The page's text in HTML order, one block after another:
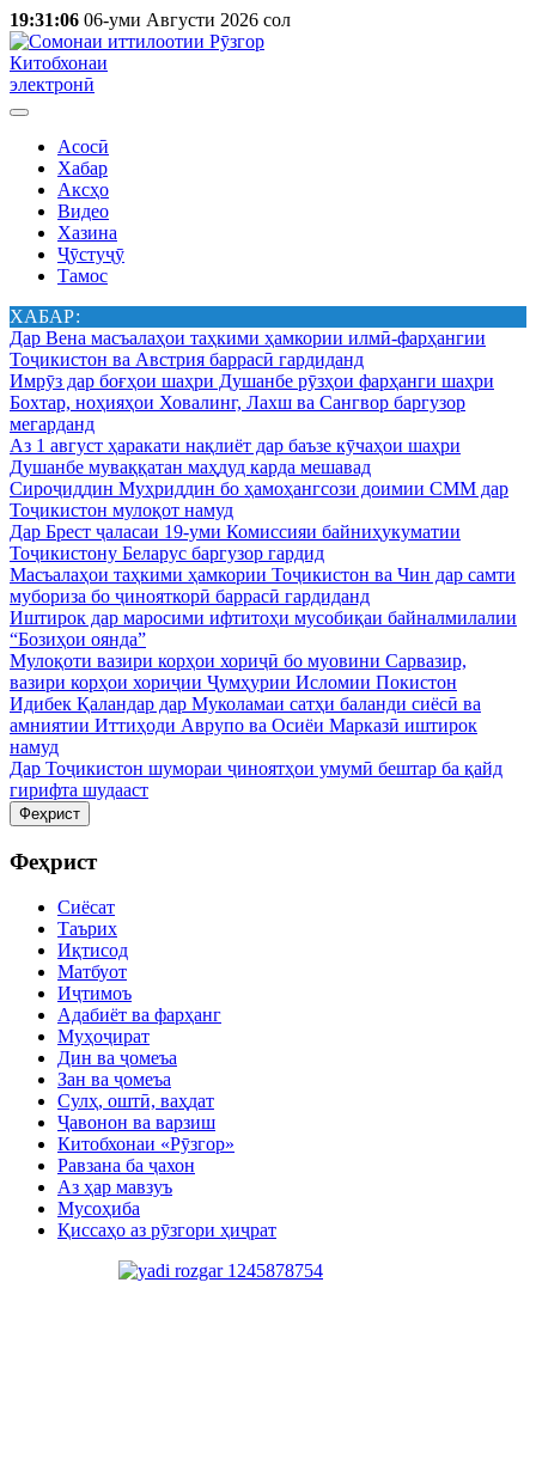
19:31:06 06-уми Августи 2026 сол
Китобхонаи
электронӣ
Асосӣ
Хабар
Аксҳо
Видео
Хазина
Ҷӯстуҷӯ
Тамос
ХАБАР:
Дар Вена масъалаҳои таҳкими ҳамкории илмӣ-фарҳангии
Тоҷикистон ва Австрия баррасӣ гардиданд
Имрӯз дар боғҳои шаҳри Душанбе рӯзҳои фарҳанги шаҳри
Бохтар, ноҳияҳои Ховалинг, Лахш ва Сангвор баргузор
мегарданд
Аз 1 август ҳаракати нақлиёт дар баъзе кӯчаҳои шаҳри
Душанбе муваққатан маҳдуд карда мешавад
Сироҷиддин Муҳриддин бо ҳамоҳангсози доимии СММ дар
Тоҷикистон мулоқот намуд
Дар Брест ҷаласаи 19-уми Комиссияи байниҳукуматии
Тоҷикистону Беларус баргузор гардид
Масъалаҳои таҳкими ҳамкории Тоҷикистон ва Чин дар самти
мубориза бо ҷинояткорӣ баррасӣ гардиданд
Иштирок дар маросими ифтитоҳи мусобиқаи байналмилалии
“Бозиҳои оянда”
Мулоқоти вазири корҳои хориҷӣ бо муовини Сарвазир,
вазири корҳои хориҷии Ҷумҳурии Исломии Покистон
Идибек Қаландар дар Муколамаи сатҳи баланди сиёсӣ ва
амниятии Иттиҳоди Аврупо ва Осиёи Марказӣ иштирок
намуд
Дар Тоҷикистон шумораи ҷиноятҳои умумӣ бештар ба қайд
гирифта шудааст
Феҳрист
Феҳрист
Сиёсат
Таърих
Иқтисод
Матбуот
Иҷтимоъ
Адабиёт ва фарҳанг
Муҳоҷират
Дин ва ҷомеъа
Зан ва ҷомеъа
Сулҳ, оштӣ, ваҳдат
Ҷавонон ва варзиш
Китобхонаи «Рӯзгор»
Равзана ба ҷахон
Аз ҳар мавзуъ
Мусоҳиба
Қиссаҳо аз рӯзгори ҳиҷрат